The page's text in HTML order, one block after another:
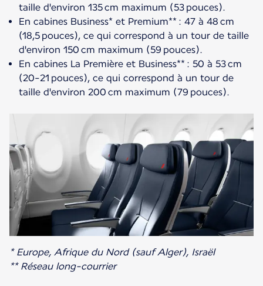
taille d'environ 135 cm maximum (53 pouces).
En cabines Business* et Premium** : 47 à 48 cm
(18,5 pouces), ce qui correspond à un tour de taille
d'environ 150 cm maximum (59 pouces).
En cabines La Première et Business** : 50 à 53 cm
(20-21 pouces), ce qui correspond à un tour de
taille d'environ 200 cm maximum (79 pouces).
* Europe, Afrique du Nord (sauf Alger), Israël
** Réseau long-courrier